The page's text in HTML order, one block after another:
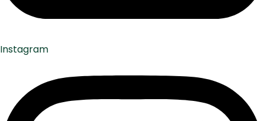
Instagram